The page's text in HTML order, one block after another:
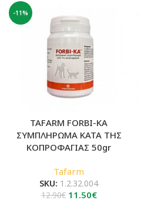
-11%
TAFARM FORBI-KA
ΣΥΜΠΛΗΡΩΜΑ ΚΑΤΑ ΤΗΣ
ΚΟΠΡΟΦΑΓΙΑΣ 50gr
Tafarm
SKU: 1.2.32.004
12.90€ Original
11.50€Η